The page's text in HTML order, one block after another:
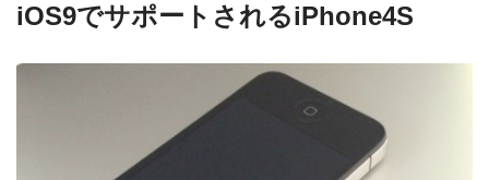
iOS9でサポートされるiPhone4S